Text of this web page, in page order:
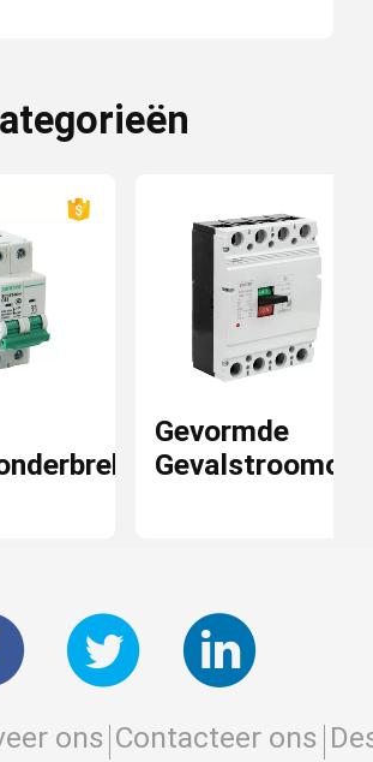
Gevormde
ons Contacteer ons